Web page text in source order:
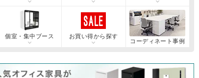
個室・集中ブース
お買い得から探す
コーディネート事例